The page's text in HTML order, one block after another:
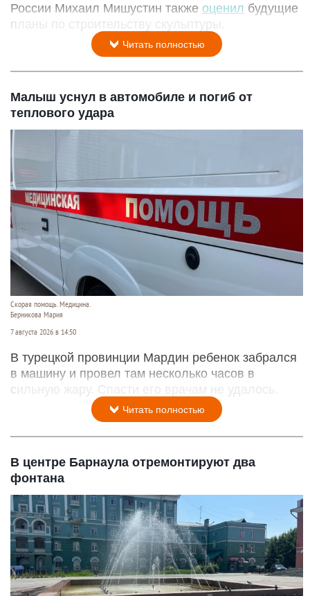
России Михаил Мишустин также оценил будущие
планы по строительству скульптуры.
Читать полностью
Малыш уснул в автомобиле и погиб от
теплового удара
Скорая помощь. Медицина.
Берникова Мария
7 августа 2026 в 14:50
В турецкой провинции Мардин ребенок забрался
в машину и провел там несколько часов в
сильную жару. Спасти его врачам не удалось.
Читать полностью
В центре Барнаула отремонтируют два
фонтана